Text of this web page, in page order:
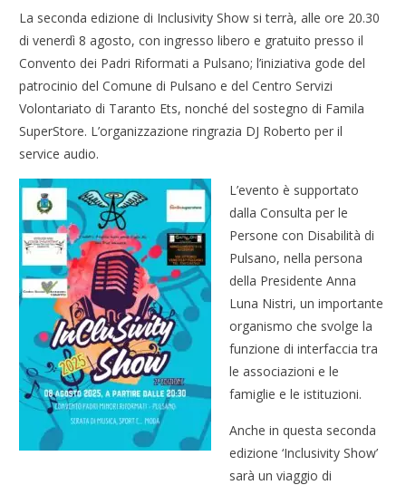
La seconda edizione di Inclusivity Show si terrà, alle ore 20.30
di venerdì 8 agosto, con ingresso libero e gratuito presso il
Convento dei Padri Riformati a Pulsano; l’iniziativa gode del
patrocinio del Comune di Pulsano e del Centro Servizi
Volontariato di Taranto Ets, nonché del sostegno di Famila
SuperStore. L’organizzazione ringrazia DJ Roberto per il
service audio.
L’evento è supportato
dalla Consulta per le
Persone con Disabilità di
Pulsano, nella persona
della Presidente Anna
Luna Nistri, un importante
organismo che svolge la
funzione di interfaccia tra
le associazioni e le
famiglie e le istituzioni.
Anche in questa seconda
edizione ‘Inclusivity Show’
sarà un viaggio di